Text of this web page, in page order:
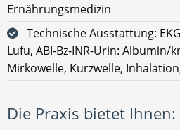
Ernährungsmedizin
Technische Ausstattung:
Lufu, ABI-Bz-INR-Urin: Albumin/
Mirkowelle, Kurzwelle,
Die Praxis bietet Ihnen: